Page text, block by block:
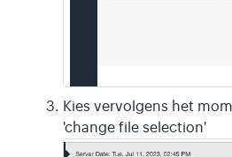
Kies vervolgens het
'change file selection'